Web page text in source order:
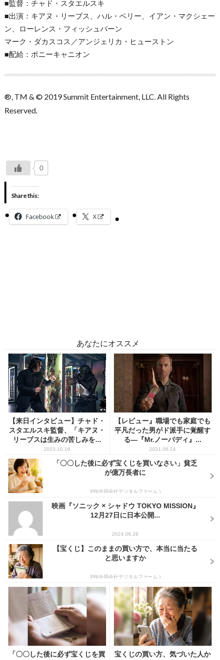
■監督：チャド・スタエルスキ
■出演：キアヌ・リーブス、ハル・ベリー、イアン・マクシェー
ン、ローレンス・フィッシュバーン
マーク・ダカスコス／アンジェリカ・ヒューストン
■配給：ポニーキャニオン
®, TM & © 2019 Summit Entertainment, LLC. All Rights
Reserved.
0
Share this:
Facebook X
あなたにオススメ
【来日インタビュー】チャド・
スタエルスキ監督、「キアヌ・
リーブスは生みの苦しみを...
2023.10.19
【レビュー』職場でも家庭でも
平凡だった男がド派手に覚醒す
る―『Mr.ノーバディ』...
2021.06.14
「〇〇した後に必ず宝くじを買いなさい」貧乏
が億万長者に
PR(合同会社デジタルファーム )
映画『ソニック × シャドウ TOKYO MISSION』
12月27日に日本公開...
2024.08.28
【宝くじ】このままの買い方で、本当に当たる
と思いますか
PR(合同会社デジタルファーム )
「〇〇した後に必ず宝くじを買
宝くじの買い方、気づいた人か